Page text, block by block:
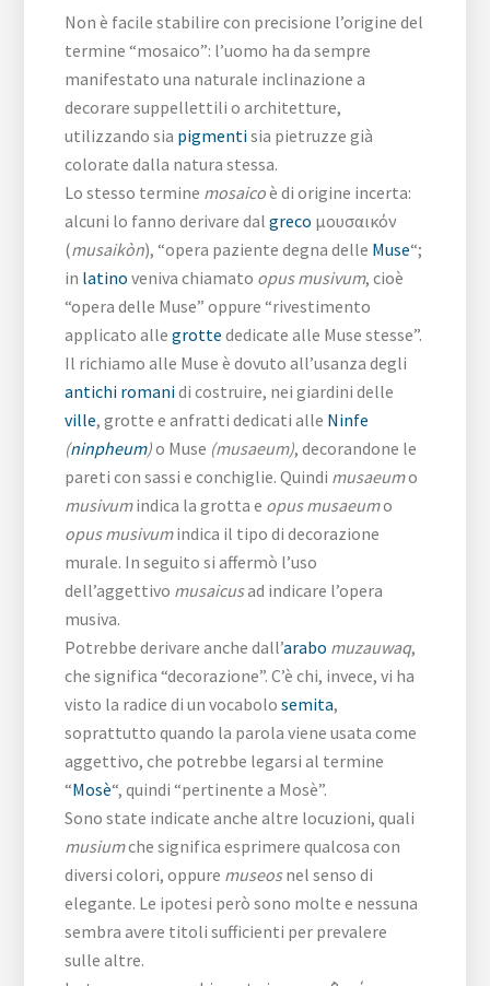
Non è facile stabilire con precisione l’origine del
termine “mosaico”: l’uomo ha da sempre
manifestato una naturale inclinazione a
decorare suppellettili o architetture,
utilizzando sia pigmentisia pietruzze già
colorate dalla natura stessa.
Lo stesso termine mosaicoè di origine incerta:
alcuni lo fanno derivare dalgreco μουσαικόν
(musaikòn), “opera paziente degna delle Muse“;
in latino veniva chiamato opus musivum, cioè
“opera delle Muse” oppure “rivestimento
applicato allegrotte dedicate alle Muse stesse”.
Il richiamo alle Muse è dovuto all’usanza degli
antichi romanidi costruire, nei giardini delle
ville, grotte e anfratti dedicati alle Ninfe
(ninpheum)o Muse (musaeum), decorandone le
pareti con sassi e conchiglie. Quindi musaeumo
musivumindica la grotta e opus musaeumo
opus musivumindica il tipo di decorazione
murale. In seguito si affermò l’uso
dell’aggettivo musaicusad indicare l’opera
musiva.
Potrebbe derivare anche dall’arabo muzauwaq,
che significa “decorazione”. C’è chi, invece, vi ha
visto la radice di un vocabolosemita,
soprattutto quando la parola viene usata come
aggettivo, che potrebbe legarsi al termine
“Mosè“, quindi “pertinente a Mosè”.
Sono state indicate anche altre locuzioni, quali
musiumche significa esprimere qualcosa con
diversi colori, oppure museosnel senso di
elegante. Le ipotesi però sono molte e nessuna
sembra avere titoli sufficienti per prevalere
sulle altre.